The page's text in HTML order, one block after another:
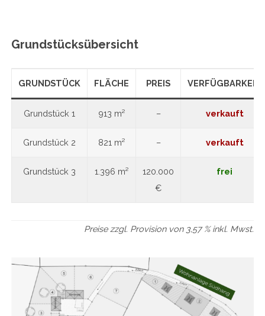
Grundstücksübersicht
GRUNDSTÜCK FLÄCHE PREIS VERFÜGBARKEIT
Grundstück 1 913 m² – verkauft
Grundstück 2 821 m² – verkauft
Grundstück 3 1.396 m²
120.000
€
frei
Preise zzgl. Provision von 3,57 % inkl. Mwst.